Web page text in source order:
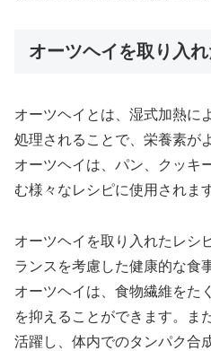
オーツヘイを取り入
オーツヘイとは、湿式加熱に
処理されることで、栄養素が
オーツヘイは、パン、クッキ
む様々なレシピに使用されます
オーツヘイを取り入れたレシ
ランスを考慮した健康的な食
オーツヘイは、食物繊維をた
を抑えることができます。ま
活躍し、体内でのタンパク合